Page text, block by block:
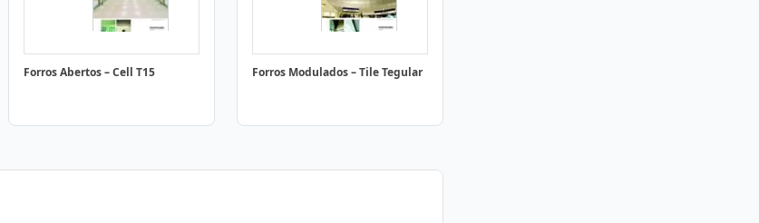
Forros Abertos – Cell T15 Forros Modulados – Tile Tegular